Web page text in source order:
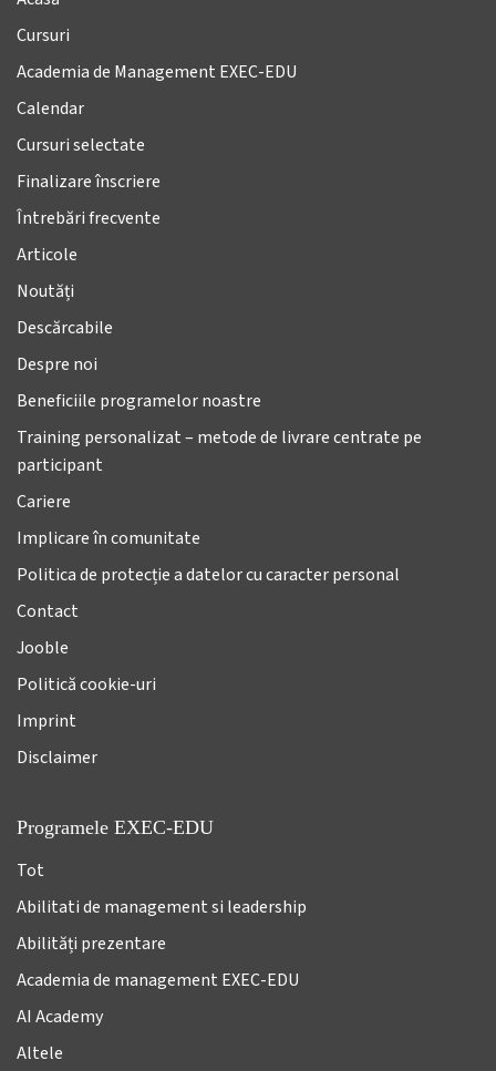
Cursuri
Academia de Management EXEC-EDU
Calendar
Cursuri selectate
Finalizare înscriere
Întrebări frecvente
Articole
Noutăți
Descărcabile
Despre noi
Beneficiile programelor noastre
Training personalizat – metode de livrare centrate pe
participant
Cariere
Implicare în comunitate
Politica de protecție a datelor cu caracter personal
Contact
Jooble
Politică cookie-uri
Imprint
Disclaimer
Programele EXEC-EDU
Tot
Abilitati de management si leadership
Abilități prezentare
Academia de management EXEC-EDU
AI Academy
Altele